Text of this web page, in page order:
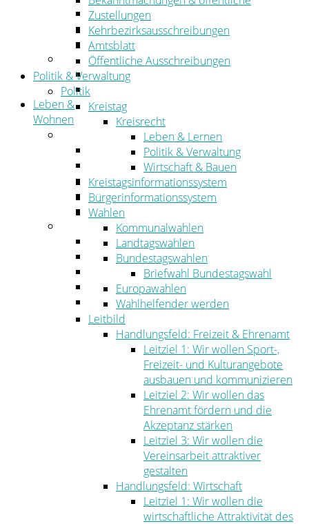
Mobilfunk & Breitband
Straßen- und Radwegebau
Landwirtschaft
Tourismus
Freizeit und Urlaub im Landkreis
Veranstaltungen
Leben &
Wohnen
Migration
Schulen, Bildung, Sport und Kultur
Soziales
Gesundheit
Jugend, Familie und Senioren
Bauen und Planen
Abfall
Umwelt
Ordnung
Zustellungen
Kehrbezirksausschreibungen
Amtsblatt
Öffentliche Ausschreibungen
Politik & Verwaltung
Politik
Kreistag
Kreisrecht
Leben & Lernen
Politik & Verwaltung
Wirtschaft & Bauen
Kreistagsinformationssystem
Bürgerinformationssystem
Wahlen
Kommunalwahlen
Landtagswahlen
Bundestagswahlen
Briefwahl Bundestagswahl
Europawahlen
Wahlhelfender werden
Leitbild
Handlungsfeld: Freizeit & Ehrenamt
Leitziel 1: Wir wollen Sport-,
Freizeit- und Kulturangebote
ausbauen und kommunizieren
Leitziel 2: Wir wollen das
Ehrenamt fördern und die
Akzeptanz stärken
Leitziel 3: Wir wollen die
Vereinsarbeit attraktiver
gestalten
Handlungsfeld: Wirtschaft
Leitziel 1: Wir wollen die
wirtschaftliche Attraktivität des